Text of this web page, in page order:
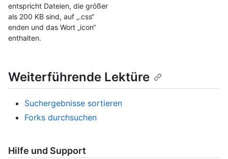
entspricht Dateien, die größer
als 200 KB sind, auf „.css“
enden und das Wort „icon“
enthalten.
Weiterführende Lektüre
Suchergebnisse sortieren
Forks durchsuchen
Hilfe und Support